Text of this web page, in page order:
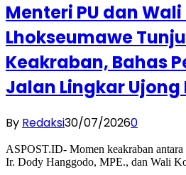
Menteri PU dan
Lhokseumawe
Keakraban, Bahas
Jalan Lingkar Ujong
By Redaksi30/07/20260
ASPOST.ID- Momen keakraban
Ir. Dody Hanggodo, MPE., dan Wali